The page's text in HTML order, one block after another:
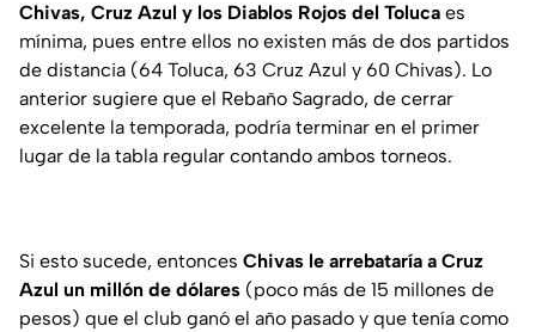
Chivas, Cruz Azul y los Diablos Rojos del Toluca es
mínima, pues entre ellos no existen más de dos partidos
de distancia (64 Toluca, 63 Cruz Azul y 60 Chivas). Lo
anterior sugiere que el Rebaño Sagrado, de cerrar
excelente la temporada, podría terminar en el primer
lugar de la tabla regular contando ambos torneos.
Si esto sucede, entonces Chivas le arrebataría a Cruz
Azul un millón de dólares (poco más de 15 millones de
pesos) que el club ganó el año pasado y que tenía como